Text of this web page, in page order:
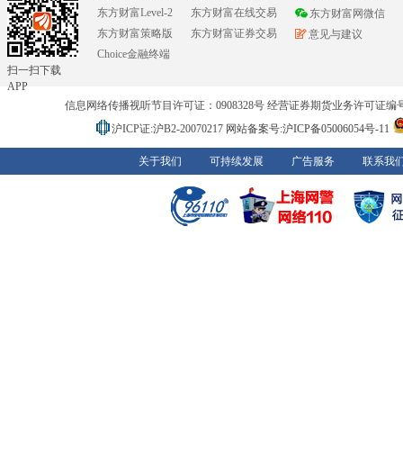
扫一扫下载
APP
东方财富Level-2
东方财富策略版
Choice金融终端
东方财富在线交易
东方财富证券交易
东方财富网微信
意见与建议
信息网络传播视听节目许可证：0908328号 经营证券期货业务许可证编
沪ICP证:沪B2-20070217 网站备案号:沪ICP备05006054号-11
关于我们 可持续发展 广告服务 联系我